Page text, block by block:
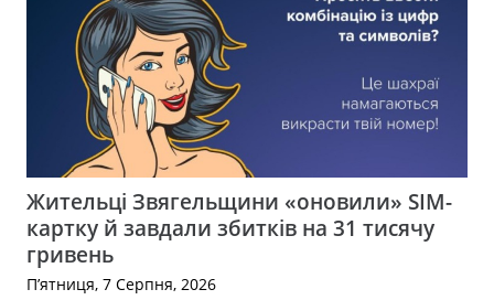
Жительці Звягельщини «оновили» SIM-
картку й завдали збитків на 31 тисячу
гривень
П’ятниця, 7 Серпня, 2026